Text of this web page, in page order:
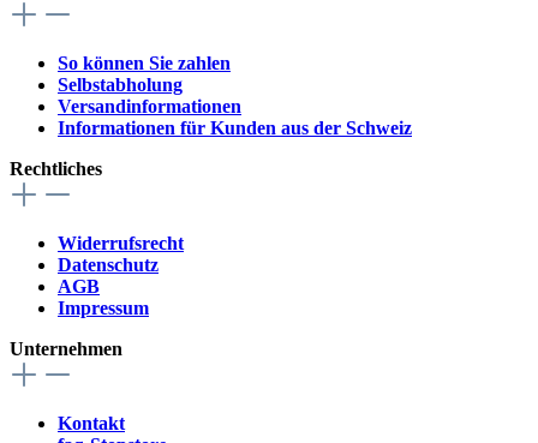
So können Sie zahlen
Selbstabholung
Versandinformationen
Informationen für Kunden aus der Schweiz
Rechtliches
Widerrufsrecht
Datenschutz
AGB
Impressum
Unternehmen
Kontakt